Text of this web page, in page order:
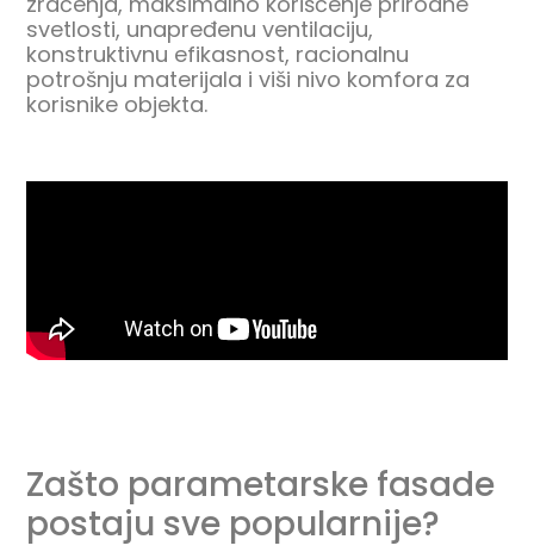
svetlosti, unapređenu ventilaciju,
konstruktivnu efikasnost, racionalnu
potrošnju materijala i viši nivo komfora za
korisnike objekta.
Zašto parametarske fasade
postaju sve popularnije?